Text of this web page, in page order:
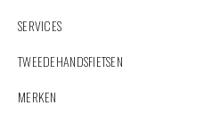
SERVICES
TWEEDEHANDSFIETSEN
MERKEN